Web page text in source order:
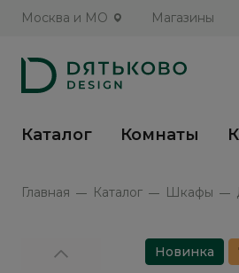
Москва и МО Магазины
Каталог Комнаты
Главная Каталог Шкафы
Новинка